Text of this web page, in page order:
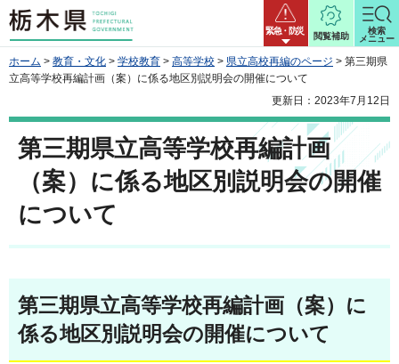
栃木県 緊急・防災
閲覧補助
検索
メニュー
ホーム > 教育・文化 > 学校教育 > 高等学校 > 県立高校再編のページ > 第三期県
立高等学校再編計画（案）に係る地区別説明会の開催について
更新日：2023年7月12日
第三期県立高等学校再編計画
（案）に係る地区別説明会の開催
について
第三期県立高等学校再編計画（案）に
係る地区別説明会の開催について